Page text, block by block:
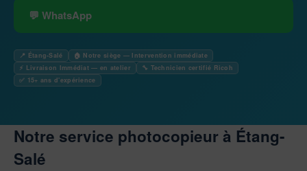
💬 WhatsApp
📍 Étang-Salé
🏠 Notre siège — Intervention immédiate
⚡ Livraison Immédiat — en atelier
🔧 Technicien certifié Ricoh
✅ 15+ ans d'expérience
Notre service photocopieur à Étang-
Salé